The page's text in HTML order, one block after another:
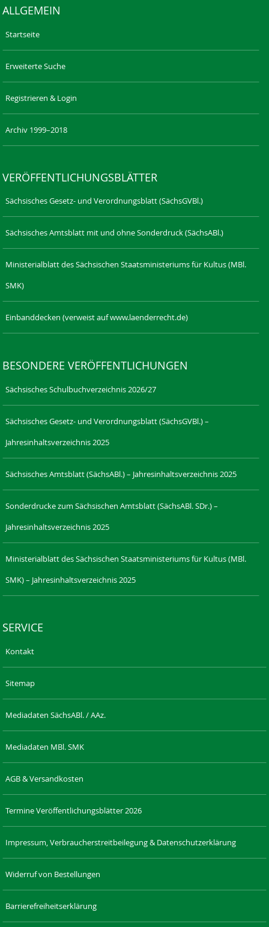
ALLGEMEIN
Startseite
Erweiterte Suche
Registrieren & Login
Archiv 1999–2018
VERÖFFENTLICHUNGSBLÄTTER
Sächsisches Gesetz- und Verordnungsblatt (SächsGVBl.)
Sächsisches Amtsblatt mit und ohne Sonderdruck (SächsABl.)
Ministerialblatt des Sächsischen Staatsministeriums für Kultus (MBl.
SMK)
Einbanddecken (verweist auf www.laenderrecht.de)
BESONDERE VERÖFFENTLICHUNGEN
Sächsisches Schulbuchverzeichnis 2026/27
Sächsisches Gesetz- und Verordnungsblatt (SächsGVBl.) –
Jahresinhaltsverzeichnis 2025
Sächsisches Amtsblatt (SächsABl.) – Jahresinhaltsverzeichnis 2025
Sonderdrucke zum Sächsischen Amtsblatt (SächsABl. SDr.) –
Jahresinhaltsverzeichnis 2025
Ministerialblatt des Sächsischen Staatsministeriums für Kultus (MBl.
SMK) – Jahresinhaltsverzeichnis 2025
SERVICE
Kontakt
Sitemap
Mediadaten SächsABl. / AAz.
Mediadaten MBl. SMK
AGB & Versandkosten
Termine Veröffentlichungsblätter 2026
Impressum, Verbraucherstreitbeilegung & Datenschutzerklärung
Widerruf von Bestellungen
Barrierefreiheitserklärung